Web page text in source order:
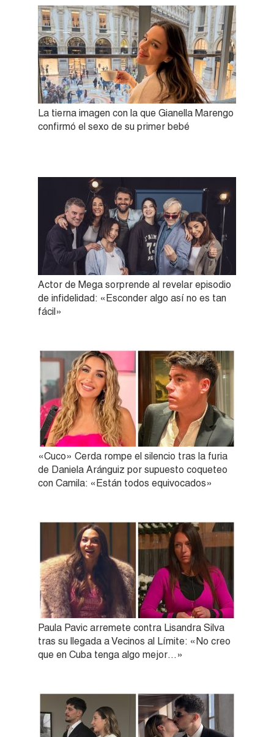
La tierna imagen con la que Gianella Marengo
confirmó el sexo de su primer bebé
Actor de Mega sorprende al revelar episodio
de infidelidad: «Esconder algo así no es tan
fácil»
«Cuco» Cerda rompe el silencio tras la furia
de Daniela Aránguiz por supuesto coqueteo
con Camila: «Están todos equivocados»
Paula Pavic arremete contra Lisandra Silva
tras su llegada a Vecinos al Límite: «No creo
que en Cuba tenga algo mejor…»